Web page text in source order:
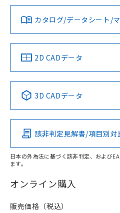
ダウンロードデータをご利用い
みください。
ソフトウェアの使用条件
対応済み
中国 RoHS 注意事項・凡例
Pb Hg
O
在庫等で未対応品が混在する可
問い合わせください。
LR型式承認
（イギリス
船舶規格）
DNV型式承認
（ノルウェー
No No
この製品の
その他の認証はこちら
カタログ/データシート/
2D CADデータ
3D CADデータ
該非判定見解書/項目別対
日本の外為法に基づく該非判定、および
ます。
オンライン購入
販売価格（税込）